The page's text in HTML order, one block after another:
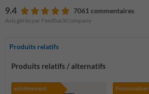
9.4 7061 commentaires
Avis gérés par FeedbackCompany
Produits relatifs
Produits relatifs / alternatifs
extrêmement
Personnaliser